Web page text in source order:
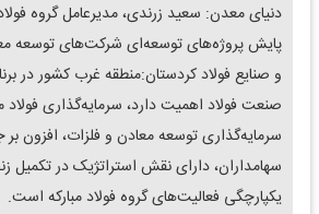
دنیای معدن: سعید زرندی، مدیرعامل گروه
پایش پروژه‌های توسعه‌ای شرکت‌های توسعه
و صنایع فولاد کردستان:منطقه غرب کشور در
صنعت فولاد اهمیت دارد، سرمایه‌گذاری فولاد
سرمایه‌گذاری توسعه معادن و فلزات، افزون بر
سهامداران، دارای نقش استراتژیک در تکمیل
یکپارچگی فعالیت‌های گروه فولاد مبارکه است.